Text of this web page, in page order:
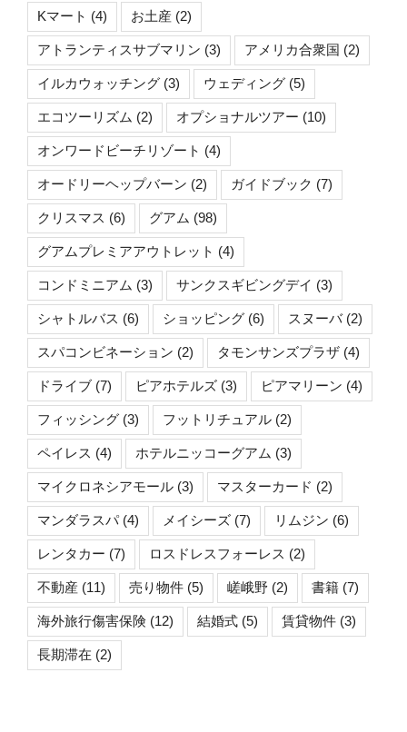
Kマート (4) お土産 (2)
アトランティスサブマリン (3) アメリカ合衆国 (2)
イルカウォッチング (3) ウェディング (5)
エコツーリズム (2) オプショナルツアー (10)
オンワードビーチリゾート (4)
オードリーヘップバーン (2) ガイドブック (7)
クリスマス (6) グアム (98)
グアムプレミアアウトレット (4)
コンドミニアム (3) サンクスギビングデイ (3)
シャトルバス (6) ショッピング (6) スヌーバ(2)
スパコンビネーション (2) タモンサンズプラザ (4)
ドライブ (7) ピアホテルズ (3) ピアマリーン (4)
フィッシング (3) フットリチュアル (2)
ペイレス (4) ホテルニッコーグアム (3)
マイクロネシアモール (3) マスターカード (2)
マンダラスパ(4) メイシーズ (7) リムジン (6)
レンタカー (7) ロスドレスフォーレス (2)
不動産 (11) 売り物件 (5) 嵯峨野 (2) 書籍 (7)
海外旅行傷害保険 (12) 結婚式 (5) 賃貸物件 (3)
長期滞在 (2)